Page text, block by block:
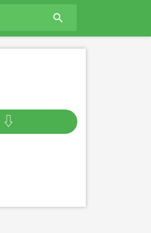
search
⇩